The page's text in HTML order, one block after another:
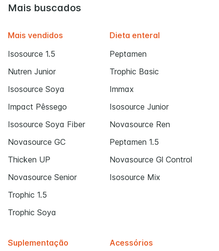
Mais buscados
Mais vendidos
Isosource 1.5
Nutren Junior
Isosource Soya
Impact Pêssego
Isosource Soya Fiber
Novasource GC
Thicken UP
Novasource Senior
Trophic 1.5
Trophic Soya
Dieta enteral
Peptamen
Trophic Basic
Immax
Isosource Junior
Novasource Ren
Peptamen 1.5
Novasource Gl Control
Isosource Mix
Suplementação
Acessórios